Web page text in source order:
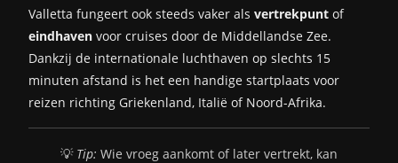
Valletta fungeert ook steeds vaker als vertrekpunt of
eindhaven voor cruises door de Middellandse Zee.
Dankzij de internationale luchthaven op slechts 15
minuten afstand is het een handige startplaats voor
reizen richting Griekenland, Italië of Noord-Afrika.
💡 Tip: Wie vroeg aankomt of later vertrekt, kan